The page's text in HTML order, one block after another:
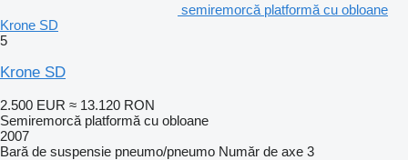
semiremorcă platformă cu obloane
Krone SD
5
Krone SD
2.500 EUR ≈ 13.120 RON
Semiremorcă platformă cu obloane
2007
Bară de suspensie pneumo/pneumo Număr de axe 3